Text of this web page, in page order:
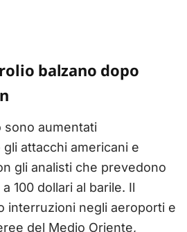
balzano dopo
sono aumentati
attacchi americani e
gli analisti che prevedono
100 dollari al barile. Il
interruzioni negli aeroporti e
del Medio Oriente,